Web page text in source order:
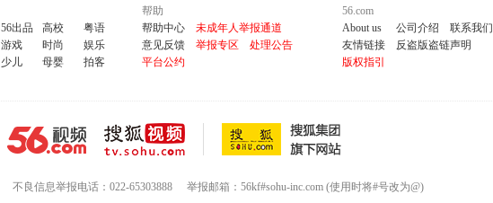
56出品 高校
粤语
游戏 时尚
娱乐
少儿 母婴 拍客
帮助
帮助中心
未成年人举报通道
意见反馈
举报专区
处理公告
平台公约
56.com
About us
公司介绍 联系我们
友情链接
反盗版盗链声明
版权指引
不良信息举报电话：022-65303888 举报邮箱：56kf#sohu-inc.com (使用时将#号改为@)